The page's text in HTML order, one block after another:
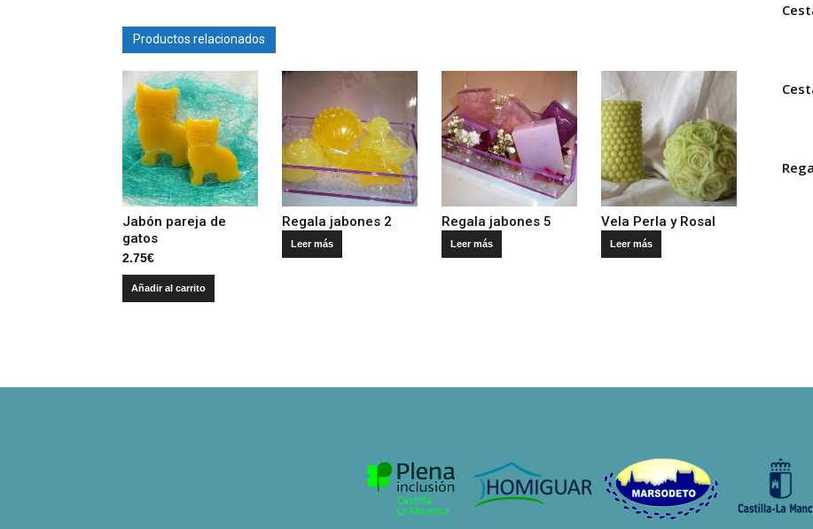
Productos relacionados
Jabón pareja de
gatos
2.75€
Añadir al carrito
Regala jabones 2
Leer más
Regala jabones 5
Leer más
Vela Perla y Rosal
Leer más